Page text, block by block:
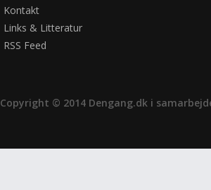
Kontakt
Links & Litteratur
RSS Feed
Copyright © 2014 Dengang.dk i